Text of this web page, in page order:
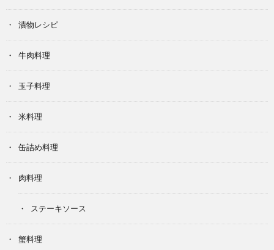
漬物レシピ
牛肉料理
玉子料理
米料理
缶詰め料理
肉料理
ステーキソース
蟹料理